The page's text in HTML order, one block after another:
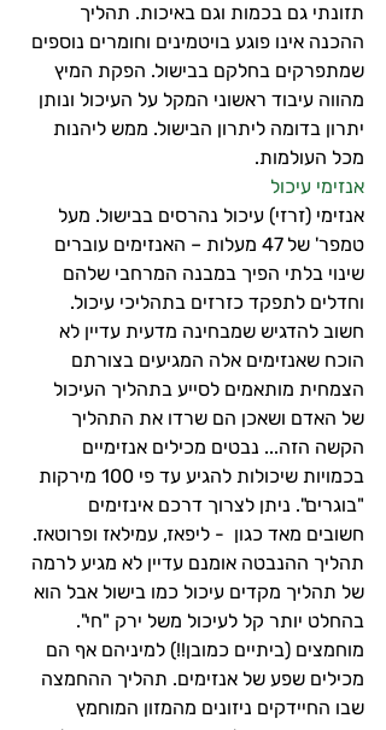
תזונתי גם בכמות וגם באיכות. תהליך
ההכנה אינו פוגע בויטמינים וחומרים נוספים
שמתפרקים בחלקם בבישול. הפקת המיץ
מהווה עיבוד ראשוני המקל על העיכול ונותן
יתרון בדומה ליתרון הבישול. ממש ליהנות
מכל העולמות.
אנזימי עיכול
אנזימי (זרזי) עיכול נהרסים בבישול. מעל
טמפר' של 47 מעלות – האנזימים עוברים
שינוי בלתי הפיך במבנה המרחבי שלהם
וחדלים לתפקד כזרזים בתהליכי עיכול.
חשוב להדגיש שמבחינה מדעית עדיין לא
הוכח שאנזימים אלה המגיעים בצורתם
הצמחית מותאמים לסייע בתהליך העיכול
של האדם ושאכן הם שרדו את התהליך
הקשה הזה... נבטים מכילים אנזימיים
בכמויות שיכולות להגיע עד פי 100 מירקות
"בוגרים". ניתן לצרוך דרכם אינזימים
חשובים מאד כגון  - ליפאז, עמילאז ופרוטאז.
תהליך ההנבטה אומנם עדיין לא מגיע לרמה
של תהליך מקדים עיכול כמו בישול אבל הוא
בהחלט יותר קל לעיכול משל ירק "חי".
מוחמצים (ביתיים כמובן!!) למיניהם אף הם
מכילים שפע של אנזימים. תהליך ההחמצה
שבו החיידקים ניזונים מהמזון המוחמץ